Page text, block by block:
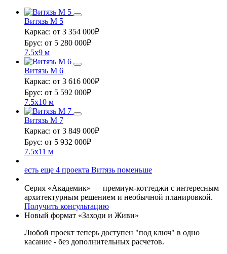
Витязь М 5
Каркас: от 3 354 000₽
Брус: от 5 280 000₽
7.5x9 м
Витязь М 6
Каркас: от 3 616 000₽
Брус: от 5 592 000₽
7.5x10 м
Витязь М 7
Каркас: от 3 849 000₽
Брус: от 5 932 000₽
7.5x11 м
есть еще 4 проекта Витязь поменьше
Серия «Академик» — премиум-коттеджи с интересным
архитектурным решением и необычной планировкой.
Получить консультацию
Новый формат «Заходи и Живи»
Любой проект теперь доступен "под ключ" в одно
касание - без дополнительных расчетов.